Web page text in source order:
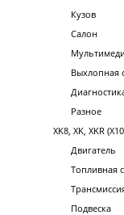
Кузов
Салон
Выхлопная
Разное
XK8, XK, XKR
Двигатель
Топливная
Подвеска